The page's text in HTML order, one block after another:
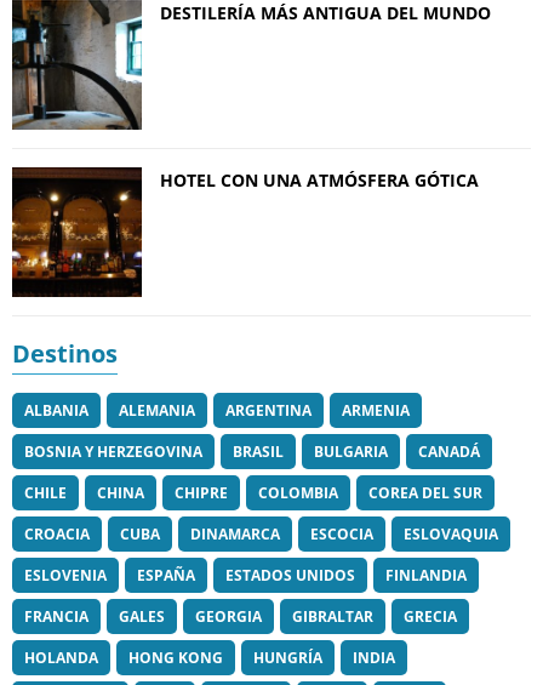
DESTILERÍA MÁS ANTIGUA DEL MUNDO
HOTEL CON UNA ATMÓSFERA GÓTICA
Destinos
ALBANIA ALEMANIA ARGENTINA
ARMENIA
BOSNIA Y HERZEGOVINA
BRASIL BULGARIA
CANADÁ
CHILE
CHINA CHIPRE COLOMBIA
COREA DEL SUR
CROACIA
CUBA DINAMARCA ESCOCIA
ESLOVAQUIA
ESLOVENIA
ESPAÑA ESTADOS UNIDOS
FINLANDIA
FRANCIA
GALES GEORGIA GIBRALTAR
GRECIA
HOLANDA
HONG KONG HUNGRÍA
INDIA